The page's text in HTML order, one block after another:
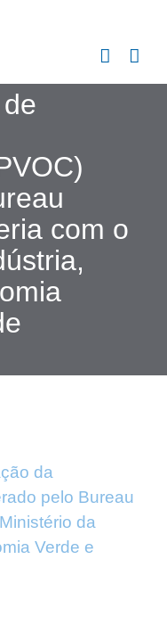
com o
da
pelo Bureau
da
Verde e